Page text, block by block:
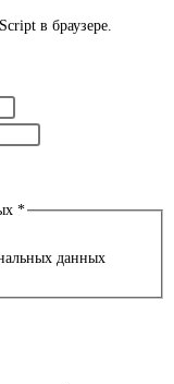
в браузере.
*
данных